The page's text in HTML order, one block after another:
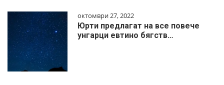
октомври 27, 2022
Юрти предлагат на все повече
унгарци евтино бягств…